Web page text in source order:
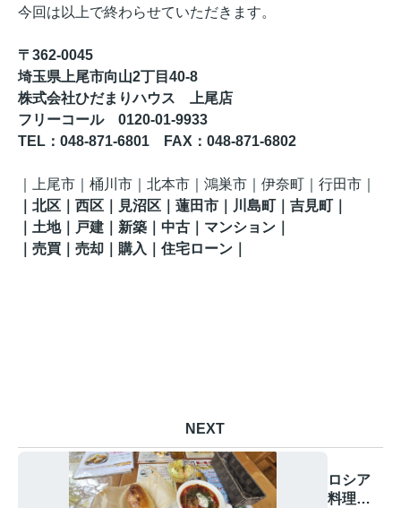
今回は以上で終わらせていただきます。
〒362-0045
埼玉県上尾市向山2丁目40-8
株式会社ひだまりハウス 上尾店
フリーコール 0120-01-9933
TEL ：048-871-6801 FAX ： 048-871-6802
上尾市｜桶川市｜北本市｜鴻巣市｜伊奈町 ｜行田市
北区 ｜西区｜見沼区 ｜蓮田市 ｜川島町 ｜吉見町
｜土地｜戸建｜新築｜中古｜マンション｜
｜売買｜売却｜購入｜住宅ローン｜
NEXT
ロシア
料理